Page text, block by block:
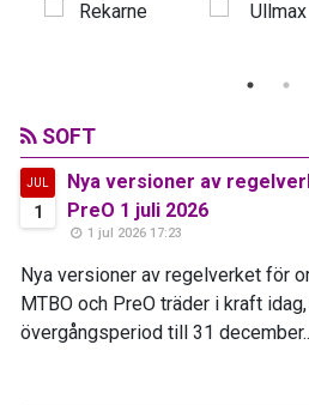
SOFT
JUL
1
Nya versioner av
PreO 1 juli 2026
1 jul 2026 17:23
Nya versioner av regelverket för
MTBO och PreO träder i kraft
övergångsperiod till 31